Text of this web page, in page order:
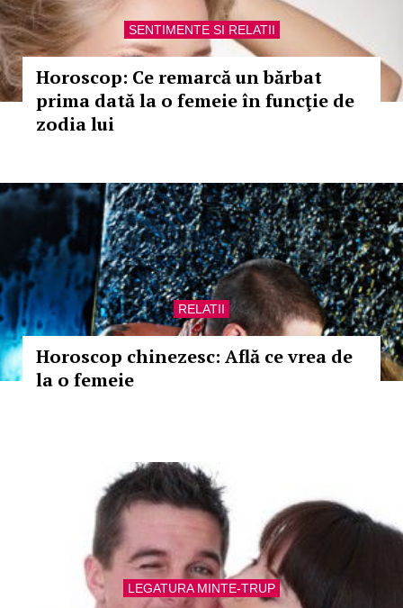
SENTIMENTE SI RELATII
Horoscop: Ce remarcă un bărbat
prima dată la o femeie în funcţie de
zodia lui
RELATII
Horoscop chinezesc: Află ce vrea de
la o femeie
LEGATURA MINTE-TRUP